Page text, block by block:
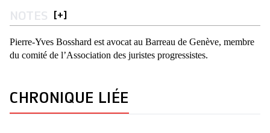
NOTES [+]
Pierre-Yves Bosshard est avocat au Barreau de Genève, membre
du comité de l’Association des juristes progressistes.
CHRONIQUE LIÉE